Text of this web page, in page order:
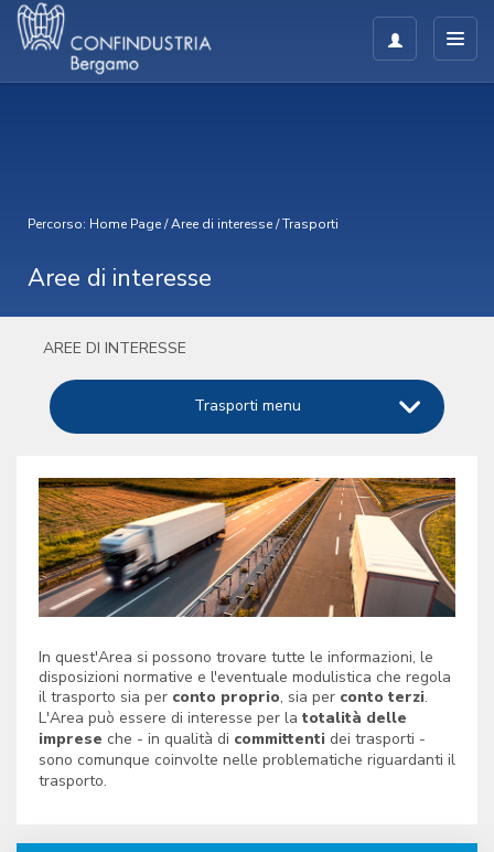
Percorso: Home Page/Aree di interesse/Trasporti
Aree di interesse
AREE DI INTERESSE
Trasporti menu
In quest'Area si possono trovare tutte le informazioni, le
disposizioni normative e l'eventuale modulistica che regola
il trasporto sia per conto proprio, sia per conto terzi.
L'Area può essere di interesse per la totalità delle
imprese che - in qualità di committenti dei trasporti -
sono comunque coinvolte nelle problematiche riguardanti il
trasporto.